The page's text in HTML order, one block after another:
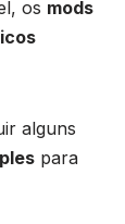
os mods
alguns
para